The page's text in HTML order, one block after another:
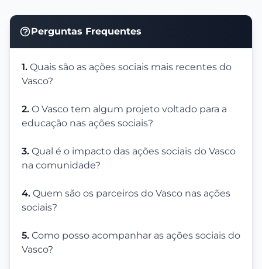
Perguntas Frequentes
1. Quais são as ações sociais mais recentes do
Vasco?
2. O Vasco tem algum projeto voltado para a
educação nas ações sociais?
3. Qual é o impacto das ações sociais do Vasco
na comunidade?
4. Quem são os parceiros do Vasco nas ações
sociais?
5. Como posso acompanhar as ações sociais do
Vasco?